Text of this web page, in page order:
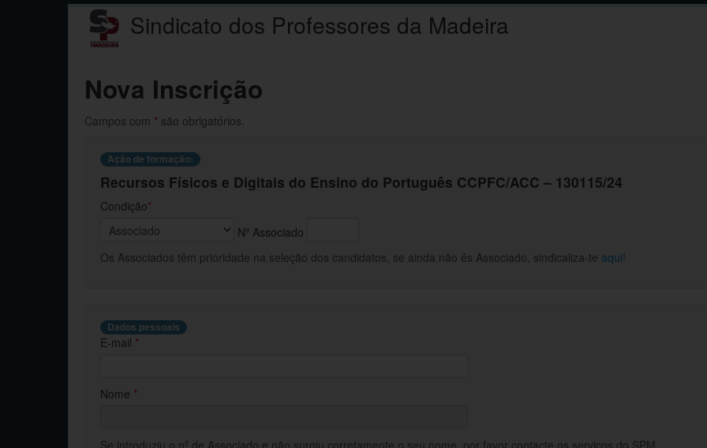
Sindicato dos Professores da Madeira
Nova Inscrição
Campos com * são obrigatórios.
Ação de formação:
Recursos Físicos e Digitais do Ensino do Português CCPFC/ACC – 130115/24
Condição*
Nº Associado
Os Associados têm prioridade na seleção dos candidatos, se ainda não és Associado, sindicaliza-te aqui!
Dados pessoais
E-mail *
Nome *
Se introduziu o nº de Associado e não surgiu corretamente o seu nome, por favor contacte os serviços do SPM.